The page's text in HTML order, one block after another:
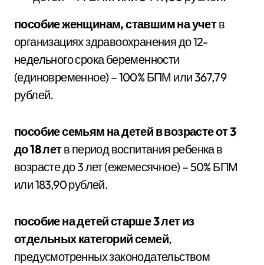
пособие женщинам, ставшим на учетв
организациях здравоохранения до 12-
недельного срока беременности
(единовременное) – 100% БПМ или 367,79
рублей.
пособие семьям на детей в возрасте от 3
до 18 летв период воспитания ребенка в
возрасте до 3 лет (ежемесячное) – 50% БПМ
или 183,90 рублей.
пособие на детей старше 3 лет из
отдельных категорий семей,
предусмотренных законодательством